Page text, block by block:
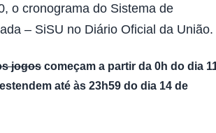
o cronograma do Sistema de
– SiSU no Diário Oficial da União.
jogos começam a partir da 0h do dia
até às 23h59 do dia 14 de